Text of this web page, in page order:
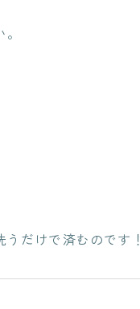
だけで済むのです！